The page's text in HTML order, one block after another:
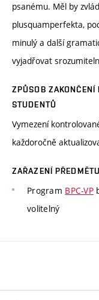
psanému. Měl by
plusquamperfekta,
minulý a další
vyjadřovat
ZPŮSOB ZAKONČENÍ
STUDENTŮ
Vymezení
každoročně
ZAŘAZENÍ
Program BPC-VP
volitelný